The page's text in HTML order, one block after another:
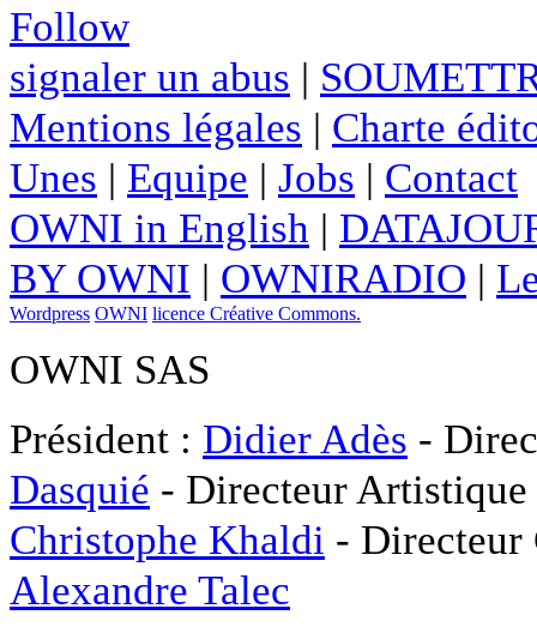
Follow
signaler un abus |
Mentions légales | Charte
Unes | Equipe | Jobs | Contact
OWNI in English |
BY OWNI | OWNIRADIO |
Wordpress OWNI licence Créative Commons.
OWNI SAS
Président : Didier Adès -
Dasquié - Directeur
Christophe Khaldi -
Alexandre Talec